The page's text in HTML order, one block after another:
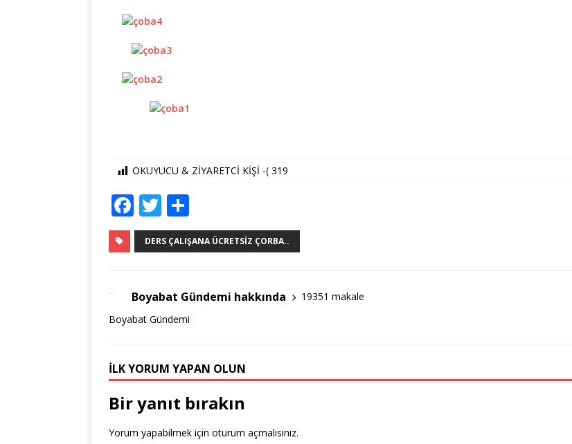
OKUYUCU & ZİYARETCİ KİŞİ -( 319
F
a
c
b
o
k
T
w
it
r
h
ar
DERS ÇALIŞANA ÜCRETSIZ ÇORBA..
Boyabat Gündemi hakkında
19351 makale
Boyabat Gündemi
İLK YORUM YAPAN OLUN
Bir yanıt bırakın
Yorum yapabilmek için oturum açmalısınız.